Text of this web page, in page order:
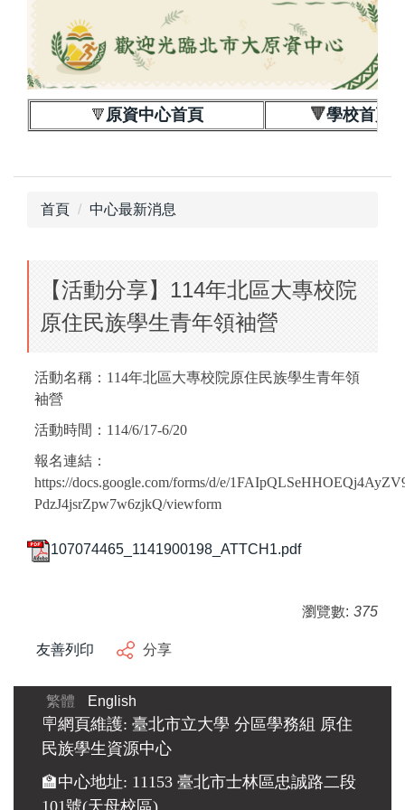
🔻 原資中心首頁 🔻學校首頁
首頁 中心最新消息
【活動分享】114年北區大專校院
原住民族學生青年領袖營
活動名稱：114年北區大專校院原住民族學生青年領
袖營
活動時間：114/6/17-6/20
報名連結：
https://docs.google.com/forms/d/e/
PdzJ4jsrZpw7w6zjkQ/viewform
107074465_1141900198_ATTCH1.pdf
瀏覽數: 375
友善列印 分享
繁體 English
🪧網頁維護: 臺北市立大學 分區學務組 原住
民族學生資源中心
🏫中心地址: 11153 臺北市士林區忠誠路二段
101號(天母校區)